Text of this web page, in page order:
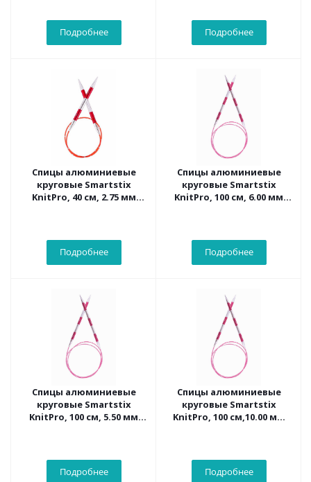
Подробнее Подробнее
Спицы алюминиевые
круговые Smartstix
KnitPro, 40 см, 2.75 мм
Подробнее
Спицы алюминиевые
круговые Smartstix
KnitPro, 100 см, 6.00 мм
Подробнее
Спицы алюминиевые
круговые Smartstix
KnitPro, 100 см, 5.50 мм
Подробнее
Спицы алюминиевые
круговые Smartstix
KnitPro, 100 см,10.00 мм
Подробнее